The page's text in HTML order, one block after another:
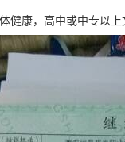
健康，高中或中专以上